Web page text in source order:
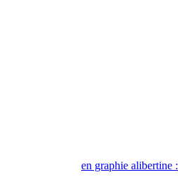
en graphie alibertine :